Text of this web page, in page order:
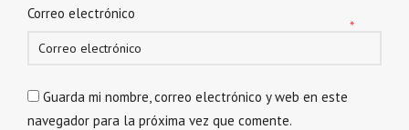
Correo electrónico
*
Guarda mi nombre, correo electrónico y web en este
navegador para la próxima vez que comente.